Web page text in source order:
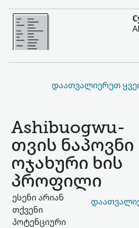
შევიტყოთ მეტი
ᲓᲐᲐᲗᲕᲐᲚᲘᲔᲠᲔᲗ
Ashibuogwu-
თვის ნაპოვნი
ოჯახური ხის
პროფილი
ესენი არიან
თქვენი
პოტენციური